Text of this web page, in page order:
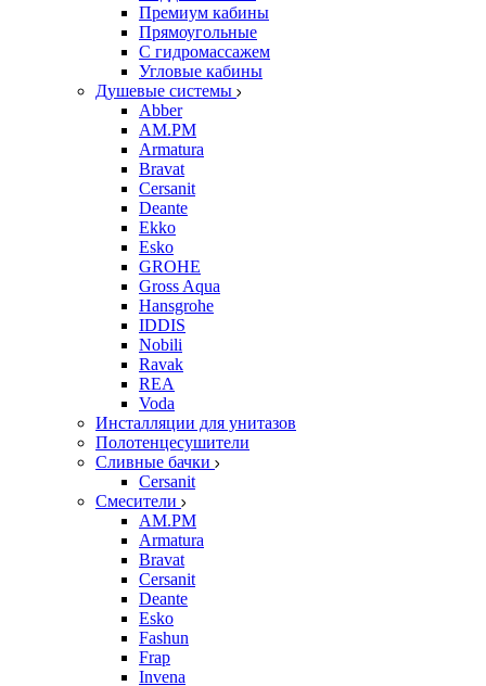
Премиум кабины
Прямоугольные
С гидромассажем
Угловые кабины
Душевые системы
Abber
AM.PM
Armatura
Bravat
Cersanit
Deante
Ekko
Esko
GROHE
Gross Aqua
Hansgrohe
IDDIS
Nobili
Ravak
REA
Voda
Инсталляции для унитазов
Полотенцесушители
Сливные бачки
Cersanit
Смесители
AM.PM
Armatura
Bravat
Cersanit
Deante
Esko
Fashun
Frap
Invena